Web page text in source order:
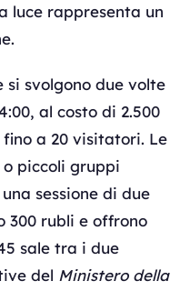
luce rappresenta un
svolgono due volte
al costo di 2.500
a 20 visitatori. Le
piccoli gruppi
sessione di due
300 rubli e offrono
sale tra i due
del Ministero della